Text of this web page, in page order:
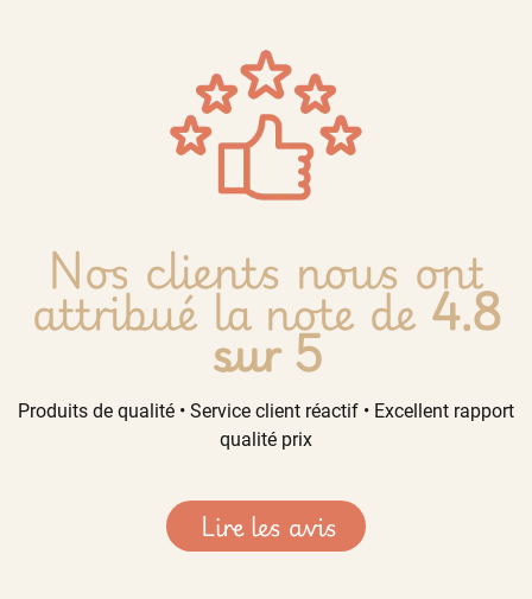
Nos clients nous ont
attribué la note de4.8
sur 5
Produits de qualité • Service client réactif • Excellent rapport
qualité prix
Lire les avis